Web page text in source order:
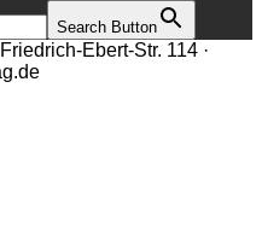
Search Button
Ebert-Str. 114 ·